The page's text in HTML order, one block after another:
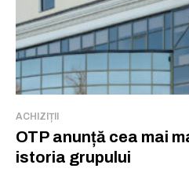
ACHIZIȚII
OTP anunță cea mai
istoria grupului